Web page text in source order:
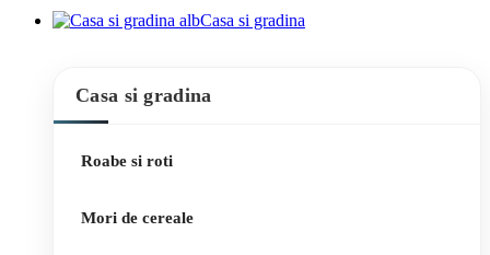
Casa si gradina
Casa si gradina
Roabe si roti
Mori de cereale